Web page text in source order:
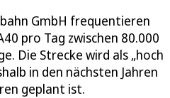
GmbH frequentieren
pro Tag zwischen 80.000
Die Strecke wird als „hoch
in den nächsten Jahren
geplant ist.